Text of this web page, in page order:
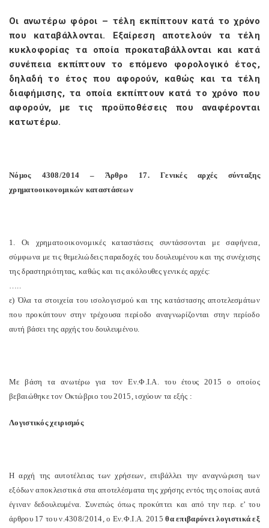
Οι ανωτέρω φόροι – τέλη εκπίπτουν κατά το χρόνο
που καταβάλλονται. Εξαίρεση αποτελούν τα τέλη
κυκλοφορίας τα οποία προκαταβάλλονται και κατά
συνέπεια εκπίπτουν το επόμενο φορολογικό έτος,
δηλαδή το έτος που αφορούν, καθώς και τα τέλη
διαφήμισης, τα οποία εκπίπτουν κατά το χρόνο που
αφορούν, με τις προϋποθέσεις που αναφέρονται
κατωτέρω.
Νόμος 4308/2014 – Άρθρο 17. Γενικές αρχές σύνταξης
χρηματοοικονομικών καταστάσεων
1. Οι χρηματοοικονομικές καταστάσεις συντάσσονται με σαφήνεια,
σύμφωνα με τις θεμελιώδεις παραδοχές του δουλευμένου και της συνέχισης
της δραστηριότητας, καθώς και τις ακόλουθες γενικές αρχές:
…..
ε) Όλα τα στοιχεία του ισολογισμού και της κατάστασης αποτελεσμάτων
που προκύπτουν στην τρέχουσα περίοδο αναγνωρίζονται στην περίοδο
αυτή βάσει της αρχής του δουλευμένου.
Με βάση τα ανωτέρω για τον Εν.Φ.Ι.Α. του έτους 2015 ο οποίος
βεβαιώθηκε τον Οκτώβριο του 2015, ισχύουν τα εξής :
Λογιστικός χειρισμός
Η αρχή της αυτοτέλειας των χρήσεων, επιβάλλει την αναγνώριση των
εξόδων αποκλειστικά στα αποτελέσματα της χρήσης εντός της οποίας αυτά
έγιναν δεδουλευμένα. Συνεπώς όπως προκύπτει και από την περ. ε’ του
άρθρου 17 του ν.4308/2014, ο Εν.Φ.Ι.Α. 2015θα επιβαρύνει λογιστικά εξ